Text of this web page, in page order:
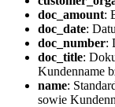
doc_amount:
doc_date:
doc_number:
doc_title:
Kundenname
name:
sowie